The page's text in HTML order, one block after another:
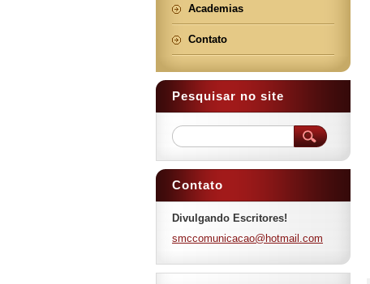
Academias
Contato
Pesquisar no site
Contato
Divulgando Escritores!
smccomunicacao@hotmail.com